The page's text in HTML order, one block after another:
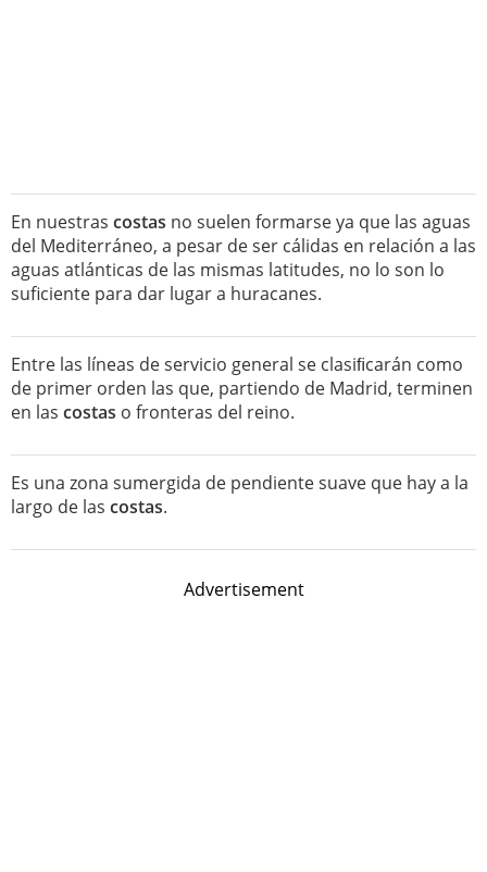
En nuestras costas no suelen formarse ya que las aguas
del Mediterráneo, a pesar de ser cálidas en relación a las
aguas atlánticas de las mismas latitudes, no lo son lo
suficiente para dar lugar a huracanes.
Entre las líneas de servicio general se clasiﬁcarán como
de primer orden las que, partiendo de Madrid, terminen
en las costas o fronteras del reino.
Es una zona sumergida de pendiente suave que hay a la
largo de las costas.
Advertisement